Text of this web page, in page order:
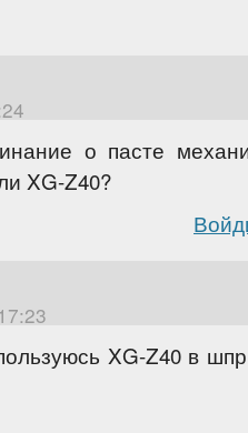
о пасте
XG-Z40?
XG-Z40 в